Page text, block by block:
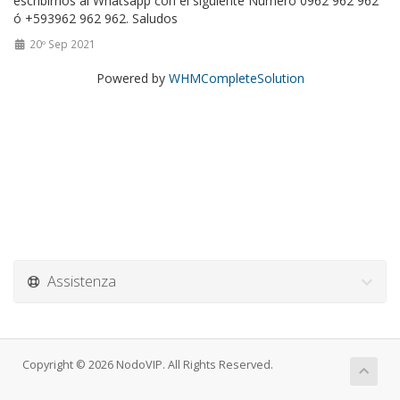
ó +593962 962 962. Saludos
20º Sep 2021
Powered by WHMCompleteSolution
Assistenza
Copyright © 2026 NodoVIP. All Rights Reserved.